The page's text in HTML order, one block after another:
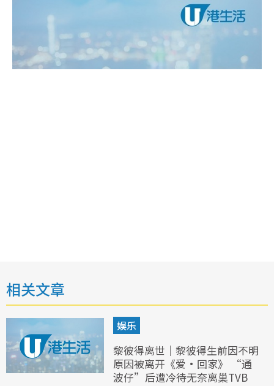
相关文章
娱乐
黎彼得离世｜黎彼得生前因不明
原因被离开《爱·回家》 “通
波仔”后遭冷待无奈离巢TVB